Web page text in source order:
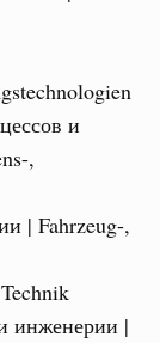
и
,
| Fahrzeug-,
инженерии |